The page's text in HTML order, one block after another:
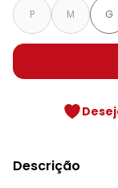
P M G
Descrição